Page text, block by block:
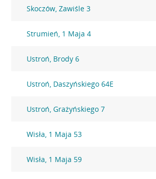
Skoczów, Zawiśle 3
Strumień, 1 Maja 4
Ustroń, Brody 6
Ustroń, Daszyńskiego 64E
Ustroń, Grażyńskiego 7
Wisła, 1 Maja 53
Wisła, 1 Maja 59